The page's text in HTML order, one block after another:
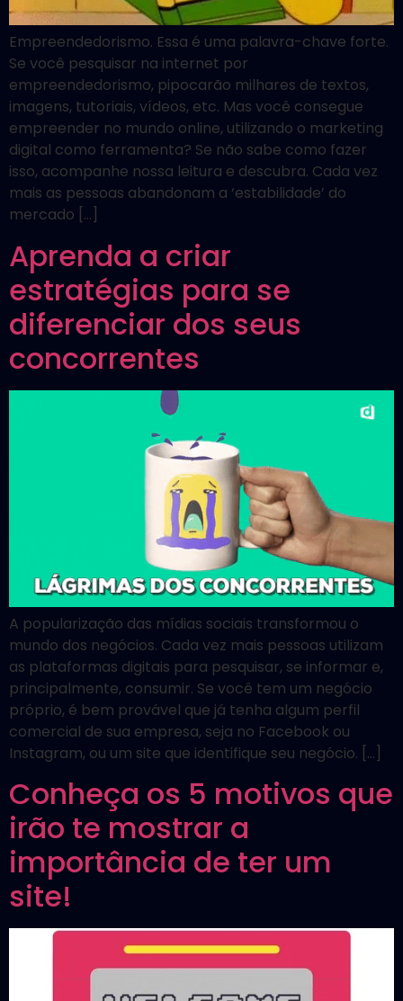
Empreendedorismo. Essa é uma palavra-chave forte.
Se você pesquisar na internet por
empreendedorismo, pipocarão milhares de textos,
imagens, tutoriais, vídeos, etc. Mas você consegue
empreender no mundo online, utilizando o marketing
digital como ferramenta? Se não sabe como fazer
isso, acompanhe nossa leitura e descubra. Cada vez
mais as pessoas abandonam a ‘estabilidade’ do
mercado […]
Aprenda a criar
estratégias para se
diferenciar dos seus
concorrentes
A popularização das mídias sociais transformou o
mundo dos negócios. Cada vez mais pessoas utilizam
as plataformas digitais para pesquisar, se informar e,
principalmente, consumir. Se você tem um negócio
próprio, é bem provável que já tenha algum perfil
comercial de sua empresa, seja no Facebook ou
Instagram, ou um site que identifique seu negócio. […]
Conheça os 5 motivos que
irão te mostrar a
importância de ter um
site!